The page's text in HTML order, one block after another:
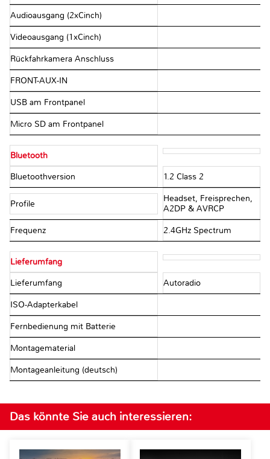
Audioausgang (2xCinch)
Videoausgang (1xCinch)
Rückfahrkamera Anschluss
FRONT-AUX-IN
USB am Frontpanel
Micro SD am Frontpanel
Bluetooth
Bluetoothversion 1.2 Class 2
Profile
Headset, Freisprechen,
A2DP & AVRCP
Frequenz 2.4GHz Spectrum
Lieferumfang
Lieferumfang Autoradio
ISO-Adapterkabel
Fernbedienung mit Batterie
Montagematerial
Montageanleitung (deutsch)
Das könnte Sie auch interessieren: